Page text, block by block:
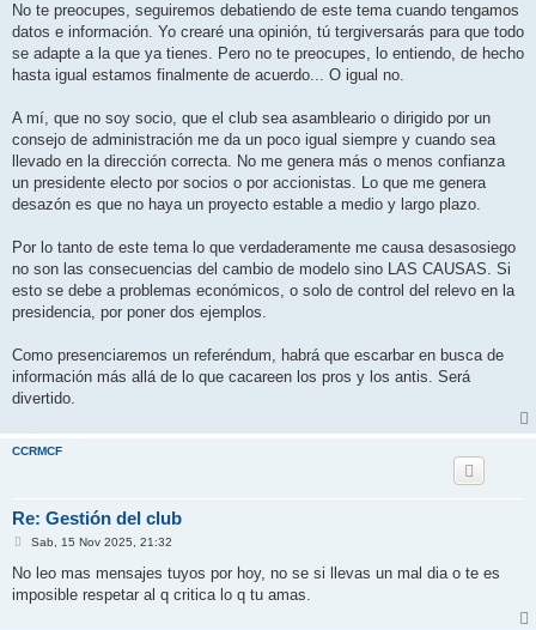
No te preocupes, seguiremos debatiendo de este tema cuando tengamos
datos e información. Yo crearé una opinión, tú tergiversarás para que todo
se adapte a la que ya tienes. Pero no te preocupes, lo entiendo, de hecho
hasta igual estamos finalmente de acuerdo... O igual no.
A mí, que no soy socio, que el club sea asambleario o dirigido por un
consejo de administración me da un poco igual siempre y cuando sea
llevado en la dirección correcta. No me genera más o menos confianza
un presidente electo por socios o por accionistas. Lo que me genera
desazón es que no haya un proyecto estable a medio y largo plazo.
Por lo tanto de este tema lo que verdaderamente me causa desasosiego
no son las consecuencias del cambio de modelo sino LAS CAUSAS. Si
esto se debe a problemas económicos, o solo de control del relevo en la
presidencia, por poner dos ejemplos.
Como presenciaremos un referéndum, habrá que escarbar en busca de
información más allá de lo que cacareen los pros y los antis. Será
divertido.
CCRMCF
Re: Gestión del club
M
n
a
Sab, 15 Nov 2025, 21:32
No leo mas mensajes tuyos por hoy, no se si llevas un mal dia o te es
imposible respetar al q critica lo q tu amas.